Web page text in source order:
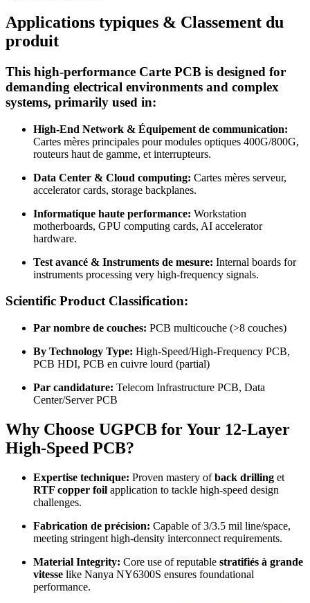
Applications typiques & Classement du
produit
This high-performance Carte PCB is designed for
demanding electrical environments and complex
systems, primarily used in:
High-End Network & Équipement de communication:
Cartes mères principales pour modules optiques 400G/800G,
routeurs haut de gamme, et interrupteurs.
Data Center & Cloud computing: Cartes mères serveur,
accelerator cards, storage backplanes.
Informatique haute performance: Workstation
motherboards, GPU computing cards, AI accelerator
hardware.
Test avancé & Instruments de mesure: Internal boards for
instruments processing very high-frequency signals.
Scientific Product Classification:
Par nombre de couches: PCB multicouche (>8 couches)
By Technology Type: High-Speed/High-Frequency PCB,
PCB HDI, PCB en cuivre lourd (partial)
Par candidature: Telecom Infrastructure PCB, Data
Center/Server PCB
Why Choose UGPCB for Your 12-Layer
High-Speed PCB?
Expertise technique: Proven mastery of back drilling et
RTF copper foil application to tackle high-speed design
challenges.
Fabrication de précision: Capable of3/3.5 mil line/space,
meeting stringent high-density interconnect requirements.
Material Integrity: Core use of reputable stratifiés à grande
vitesse like Nanya NY6300S ensures foundational
performance.